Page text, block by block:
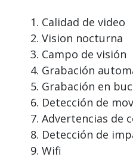
Calidad de video
Vision nocturna
Campo de visión
Grabación
Grabación en
Detección de
Advertencias de
Detección de
Wifi